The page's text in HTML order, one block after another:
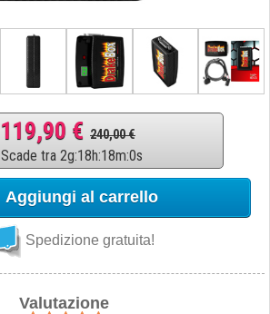
119,90 € 240,00 €
Scade tra 2g:18h:17m:59
Aggiungi al carrello
Spedizione gratuita!
Valutazione